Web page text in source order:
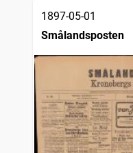
träffar
Vestmanlands läns
Nya
träffar
1897-05-01
Smålandsposten